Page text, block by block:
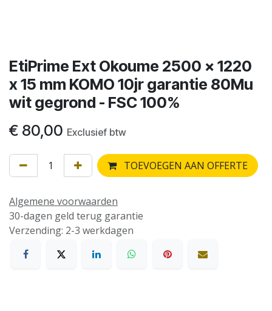
EtiPrime Ext Okoume 2500 x 1220
x 15 mm KOMO 10jr garantie 80Mu
wit gegrond - FSC 100%
€ 80,00 Exclusief btw
TOEVOEGEN AAN OFFERTE
Algemene voorwaarden
30-dagen geld terug garantie
Verzending: 2-3 werkdagen